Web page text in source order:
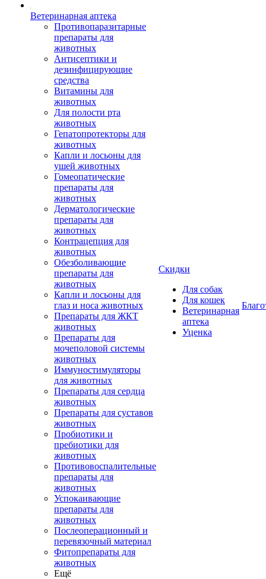
Ветеринарная аптека
Противопаразитарные
препараты для
животных
Антисептики и
дезинфицирующие
средства
Витамины для
животных
Для полости рта
животных
Гепатопротекторы для
животных
Капли и лосьоны для
ушей животных
Гомеопатические
препараты для
животных
Дерматологические
препараты для
животных
Контрацепция для
животных
Обезболивающие
препараты для
животных
Капли и лосьоны для
глаз и носа животных
Препараты для ЖКТ
животных
Препараты для
мочеполовой системы
животных
Иммуностимуляторы
для животных
Препараты для сердца
животных
Препараты для суставов
животных
Пробиотики и
пребиотики для
животных
Противовоспалительные
препараты для
животных
Успокаивающие
препараты для
животных
Послеоперационный и
перевязочный материал
Фитопрепараты для
животных
Ещё
Скидки
Для собак
Для кошек
Ветеринарная
аптека
Уценка